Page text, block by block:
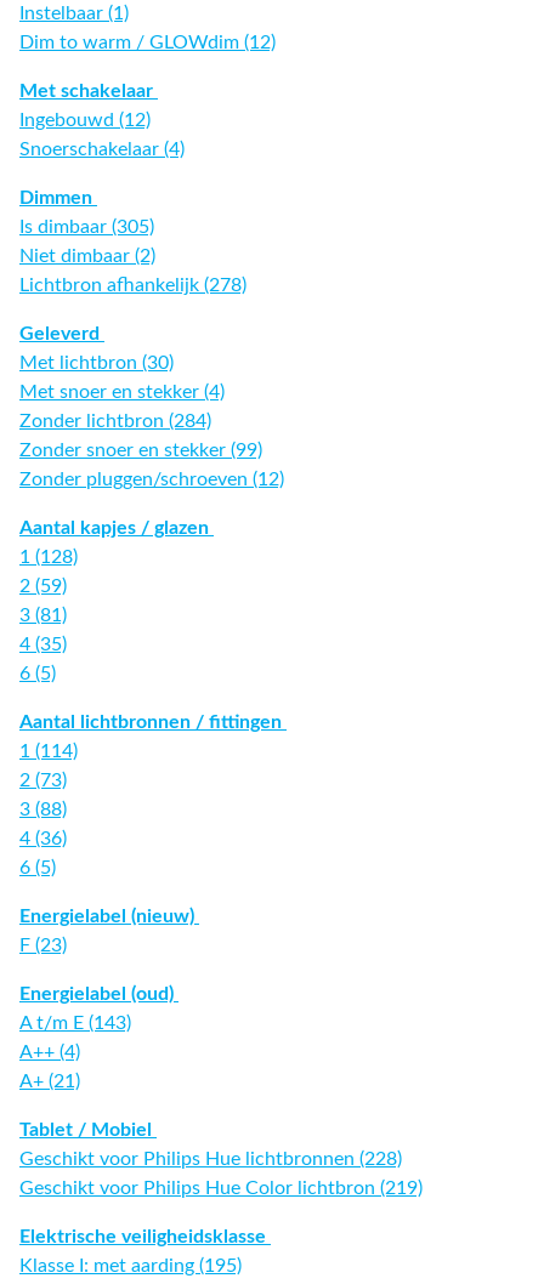
Instelbaar (1)
Dim to warm / GLOWdim (12)
Met schakelaar
Ingebouwd (12)
Snoerschakelaar (4)
Dimmen
Is dimbaar (305)
Niet dimbaar (2)
Lichtbron afhankelijk (278)
Geleverd
Met lichtbron (30)
Met snoer en stekker (4)
Zonder lichtbron (284)
Zonder snoer en stekker (99)
Zonder pluggen/schroeven (12)
Aantal kapjes / glazen
1 (128)
2 (59)
3 (81)
4 (35)
6 (5)
Aantal lichtbronnen / fittingen
1 (114)
2 (73)
3 (88)
4 (36)
6 (5)
Energielabel (nieuw)
F (23)
Energielabel (oud)
A t/m E (143)
A++ (4)
A+ (21)
Tablet / Mobiel
Geschikt voor Philips Hue lichtbronnen (228)
Geschikt voor Philips Hue Color lichtbron (219)
Elektrische veiligheidsklasse
Klasse I: met aarding (195)